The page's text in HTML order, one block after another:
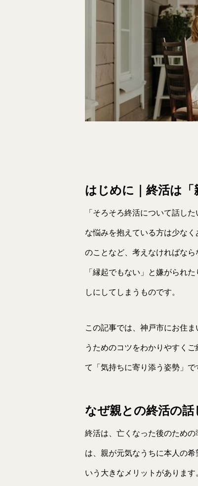
はじめに｜終活は
「そろそろ終活について話し
な悩みを抱えている方は少な
のことなど、考えなければな
「縁起でもない」と嫌がられ
しにしてしまうものです。
この記事では、神戸市にお住
うためのコツをわかりやすく
て「気持ちに寄り添う姿勢」で
なぜ親との終活の
終活は、亡くなった後のため
は、親が元気なうちに本人の
いう大きなメリットがあります